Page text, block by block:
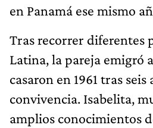
en Panamá ese mismo
Tras recorrer diferentes
Latina, la pareja emigró
casaron en 1961 tras seis
convivencia. Isabelita,
amplios conocimientos